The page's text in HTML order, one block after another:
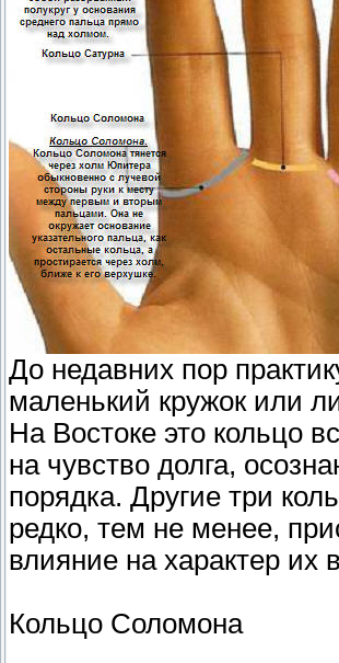
До недавних пор
маленький кружок или
На Востоке это кольцо
на чувство долга,
порядка. Другие три
редко, тем не менее,
влияние на характер их
Кольцо Соломона